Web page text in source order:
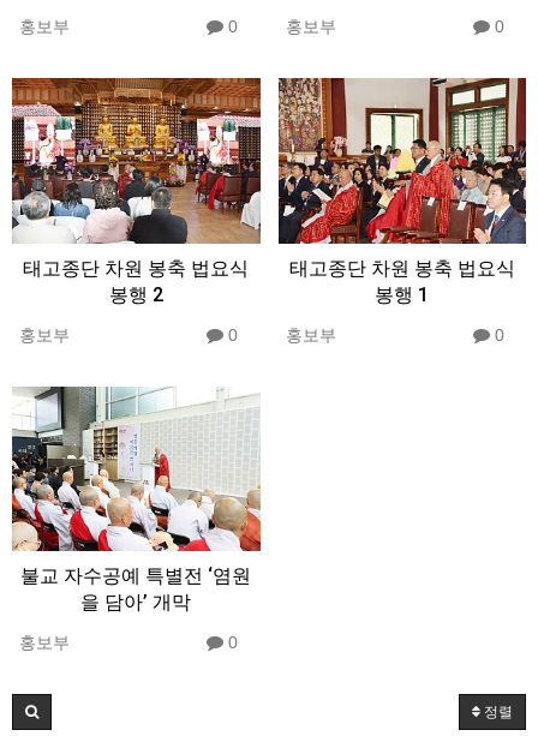
홍보부 0 홍보부 0
태고종단 차원 봉축 법요식
봉행 2
홍보부 0
태고종단 차원 봉축 법요식
봉행 1
홍보부 0
불교 자수공예 특별전 ‘염원
을 담아’ 개막
홍보부 0
정렬